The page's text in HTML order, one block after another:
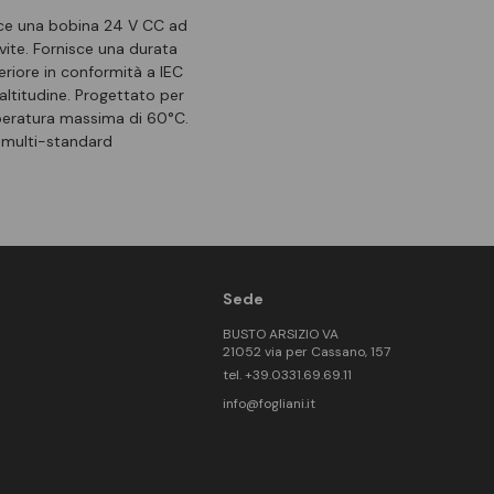
una bobina 24 V CC ad
Fornisce una durata
in conformità a IEC
Progettato per
massima di 60°C.
multi-standard
Sede
BUSTO ARSIZIO VA
21052 via per Cassano, 157
tel. +39.0331.69.69.11
info@fogliani.it